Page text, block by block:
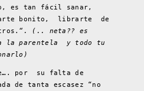
es tan fácil sanar,
bonito, librarte de
“. (.. neta?? es
la parentela y todo tu
por su falta de
de tanta escasez “no